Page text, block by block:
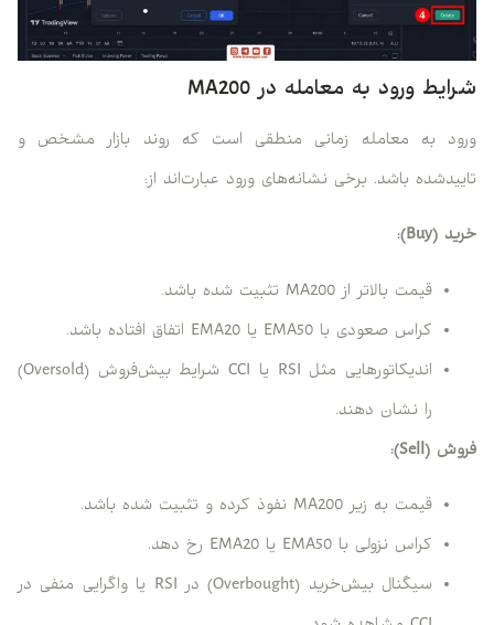
شرایط ورود به معامله در MA200
ورود به معامله زمانی منطقی است که روند بازار مشخص و
تاییدشده باشد. برخی نشانه‌های ورود عبارت‌اند از:
خرید (Buy):
قیمت بالاتر از MA200 تثبیت شده باشد.
کراس صعودی با EMA50 یا EMA20 اتفاق افتاده باشد.
اندیکاتورهایی مثل RSI یا CCI شرایط بیش‌فروش (Oversold)
را نشان دهند.
فروش (Sell):
قیمت به زیر MA200 نفوذ کرده و تثبیت شده باشد.
کراس نزولی با EMA50 یا EMA20 رخ دهد.
سیگنال بیش‌خرید (Overbought) در RSI یا واگرایی منفی در